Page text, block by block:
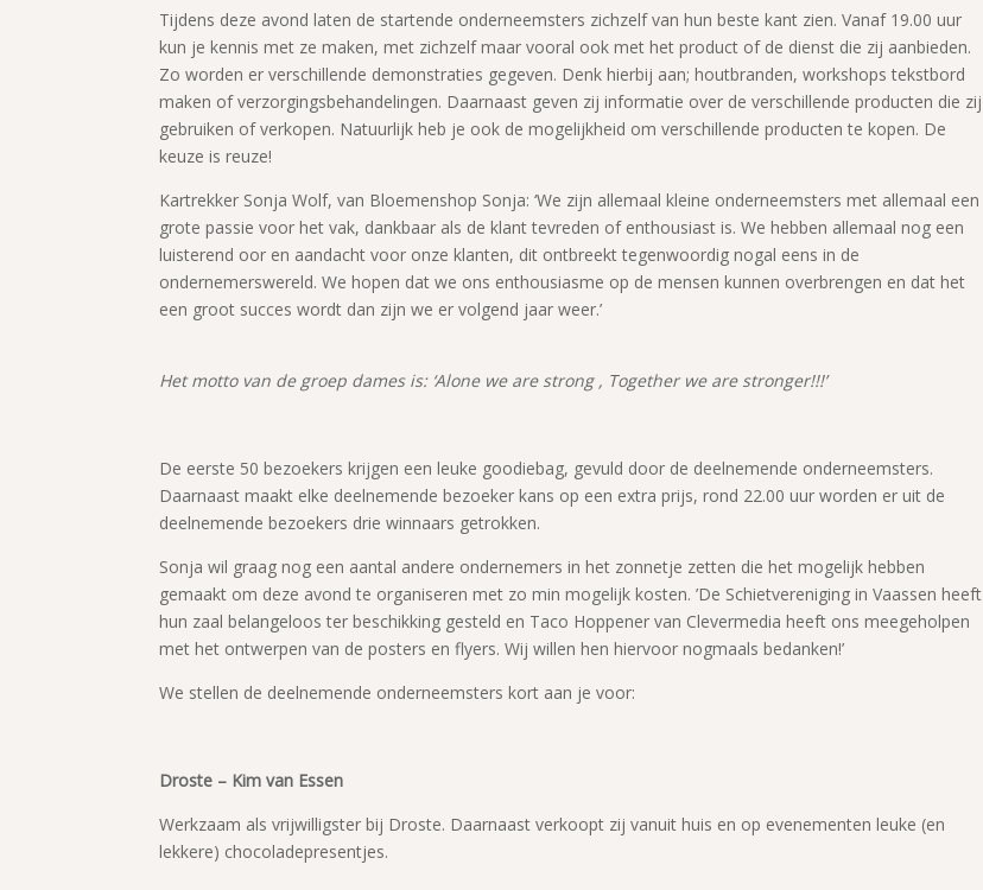
Tijdens deze avond laten de startende onderneemsters zichzelf van hun beste kant zien. Vanaf 19.00 uur
kun je kennis met ze maken, met zichzelf maar vooral ook met het product of de dienst die zij aanbieden.
Zo worden er verschillende demonstraties gegeven. Denk hierbij aan; houtbranden, workshops tekstbord
maken of verzorgingsbehandelingen. Daarnaast geven zij informatie over de verschillende producten die zij
gebruiken of verkopen. Natuurlijk heb je ook de mogelijkheid om verschillende producten te kopen. De
keuze is reuze!
Kartrekker Sonja Wolf, van Bloemenshop Sonja: ‘We zijn allemaal kleine onderneemsters met allemaal een
grote passie voor het vak, dankbaar als de klant tevreden of enthousiast is. We hebben allemaal nog een
luisterend oor en aandacht voor onze klanten, dit ontbreekt tegenwoordig nogal eens in de
ondernemerswereld. We hopen dat we ons enthousiasme op de mensen kunnen overbrengen en dat het
een groot succes wordt dan zijn we er volgend jaar weer.’
Het motto van de groep dames is: ‘Alone we are strong , Together we are stronger!!!’
De eerste 50 bezoekers krijgen een leuke goodiebag, gevuld door de deelnemende onderneemsters.
Daarnaast maakt elke deelnemende bezoeker kans op een extra prijs, rond 22.00 uur worden er uit de
deelnemende bezoekers drie winnaars getrokken.
Sonja wil graag nog een aantal andere ondernemers in het zonnetje zetten die het mogelijk hebben
gemaakt om deze avond te organiseren met zo min mogelijk kosten. ’De Schietvereniging in Vaassen heeft
hun zaal belangeloos ter beschikking gesteld en Taco Hoppener van Clevermedia heeft ons meegeholpen
met het ontwerpen van de posters en flyers. Wij willen hen hiervoor nogmaals bedanken!’
We stellen de deelnemende onderneemsters kort aan je voor:
Droste – Kim van Essen
Werkzaam als vrijwilligster bij Droste. Daarnaast verkoopt zij vanuit huis en op evenementen leuke (en
lekkere) chocoladepresentjes.